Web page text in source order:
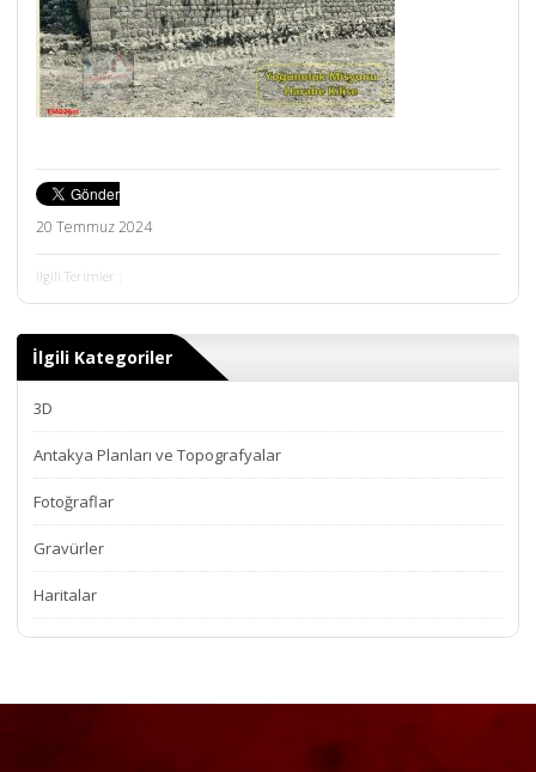
20 Temmuz 2024
İlgili Terimler :
İlgili Kategoriler
3D
Antakya Planları ve Topografyalar
Fotoğraflar
Gravürler
Haritalar